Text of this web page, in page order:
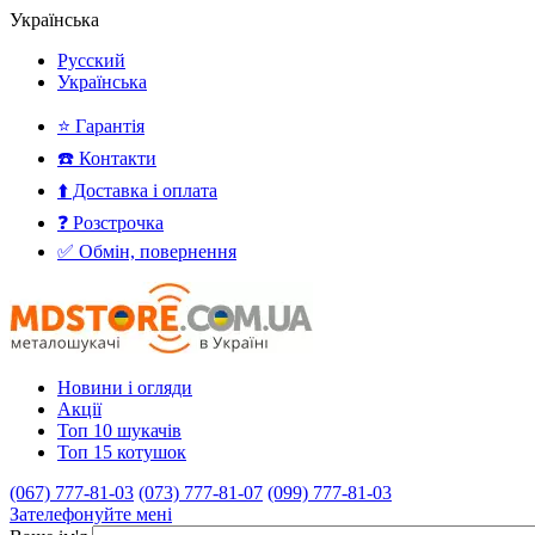
Українська
Русский
Українська
⭐ Гарантія
☎️ Контакти
⬆️ Доставка і оплата
❓ Розстрочка
✅ Обмін, повернення
Новини і огляди
Акції
Топ 10 шукачів
Топ 15 котушок
(067) 777-81-03 (073) 777-81-07 (099) 777-81-03
Зателефонуйте мені